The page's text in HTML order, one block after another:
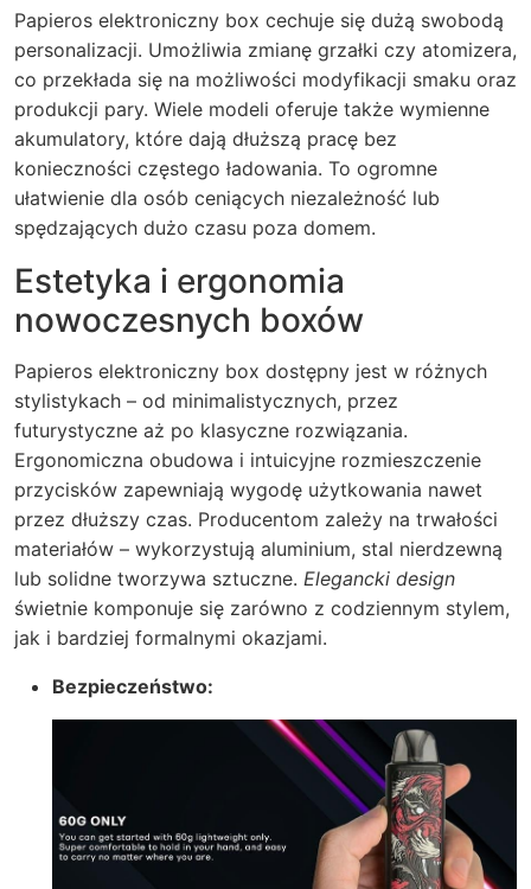
Papieros elektroniczny box cechuje się dużą swobodą
personalizacji. Umożliwia zmianę grzałki czy atomizera,
co przekłada się na możliwości modyfikacji smaku oraz
produkcji pary. Wiele modeli oferuje także wymienne
akumulatory, które dają dłuższą pracę bez
konieczności częstego ładowania. To ogromne
ułatwienie dla osób ceniących niezależność lub
spędzających dużo czasu poza domem.
Estetyka i ergonomia
nowoczesnych boxów
Papieros elektroniczny box dostępny jest w różnych
stylistykach – od minimalistycznych, przez
futurystyczne aż po klasyczne rozwiązania.
Ergonomiczna obudowa i intuicyjne rozmieszczenie
przycisków zapewniają wygodę użytkowania nawet
przez dłuższy czas. Producentom zależy na trwałości
materiałów – wykorzystują aluminium, stal nierdzewną
lub solidne tworzywa sztuczne. Elegancki design
świetnie komponuje się zarówno z codziennym stylem,
jak i bardziej formalnymi okazjami.
Bezpieczeństwo: